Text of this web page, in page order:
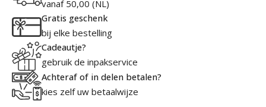
vanaf 50,00 (NL)
Gratis geschenk
bij elke bestelling
Cadeautje?
gebruik de inpakservice
Achteraf of in delen betalen?
kies zelf uw betaalwijze